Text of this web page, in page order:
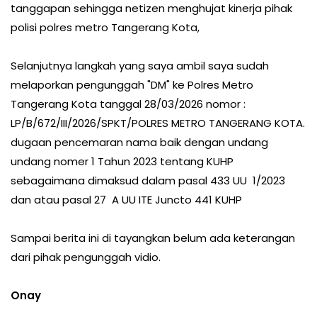
tanggapan sehingga netizen menghujat kinerja pihak
polisi polres metro Tangerang Kota,
Selanjutnya langkah yang saya ambil saya sudah
melaporkan pengunggah "DM" ke Polres Metro
Tangerang Kota tanggal 28/03/2026 nomor :
LP/B/672/III/2026/SPKT/POLRES METRO TANGERANG KOTA.
dugaan pencemaran nama baik dengan undang
undang nomer 1 Tahun 2023 tentang KUHP
sebagaimana dimaksud dalam pasal 433 UU 1/2023
dan atau pasal 27 A UU ITE Juncto 441 KUHP
Sampai berita ini di tayangkan belum ada keterangan
dari pihak pengunggah vidio.
Onay